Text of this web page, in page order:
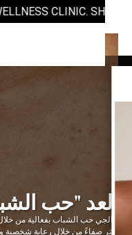
CLINIC. SHOP
العد "حب
عالجي حب الشباب بفعالية من خلال
أكثر صفاءً من خلال رعاية شخصية